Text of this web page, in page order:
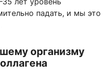
падать, и мы это
организму